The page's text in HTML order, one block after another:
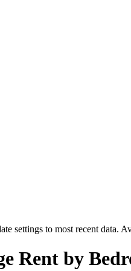
settings to most recent data.
Rent by